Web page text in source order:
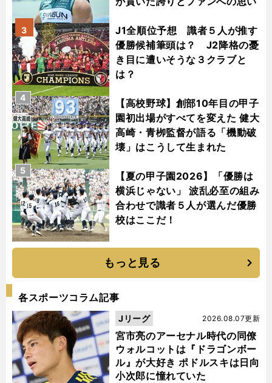
J1全順位予想 識者５人が推す
優勝候補筆頭は？ J2降格の憂
き目に遭いそうな３クラブと
は？
3
【高校野球】創部10年目の甲子
園初出場がすべてを変えた 健大
高崎・青栁監督が語る「機動破
壊」はこうして生まれた
4
【夏の甲子園2026】「優勝は
横浜じゃない」 波乱必至の組み
合わせで識者５人が選んだ優勝
校はここだ！
5
もっと見る
各スポーツコラム記事
宮市亮のアーセナル時代の同僚
ウォルコットは『ドラゴンボー
ル』が大好き ポドルスキは日向
小次郎に憧れていた
2026.08.07更新
Jリーグ